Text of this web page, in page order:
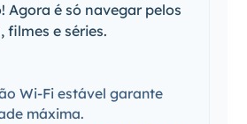
Agora é só navegar pelos
filmes e séries.
Wi-Fi estável garante
máxima.